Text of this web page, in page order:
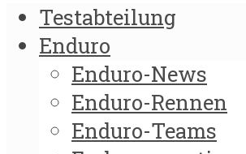
Testabteilung
Enduro
Enduro-News
Enduro-Rennen
Enduro-Teams